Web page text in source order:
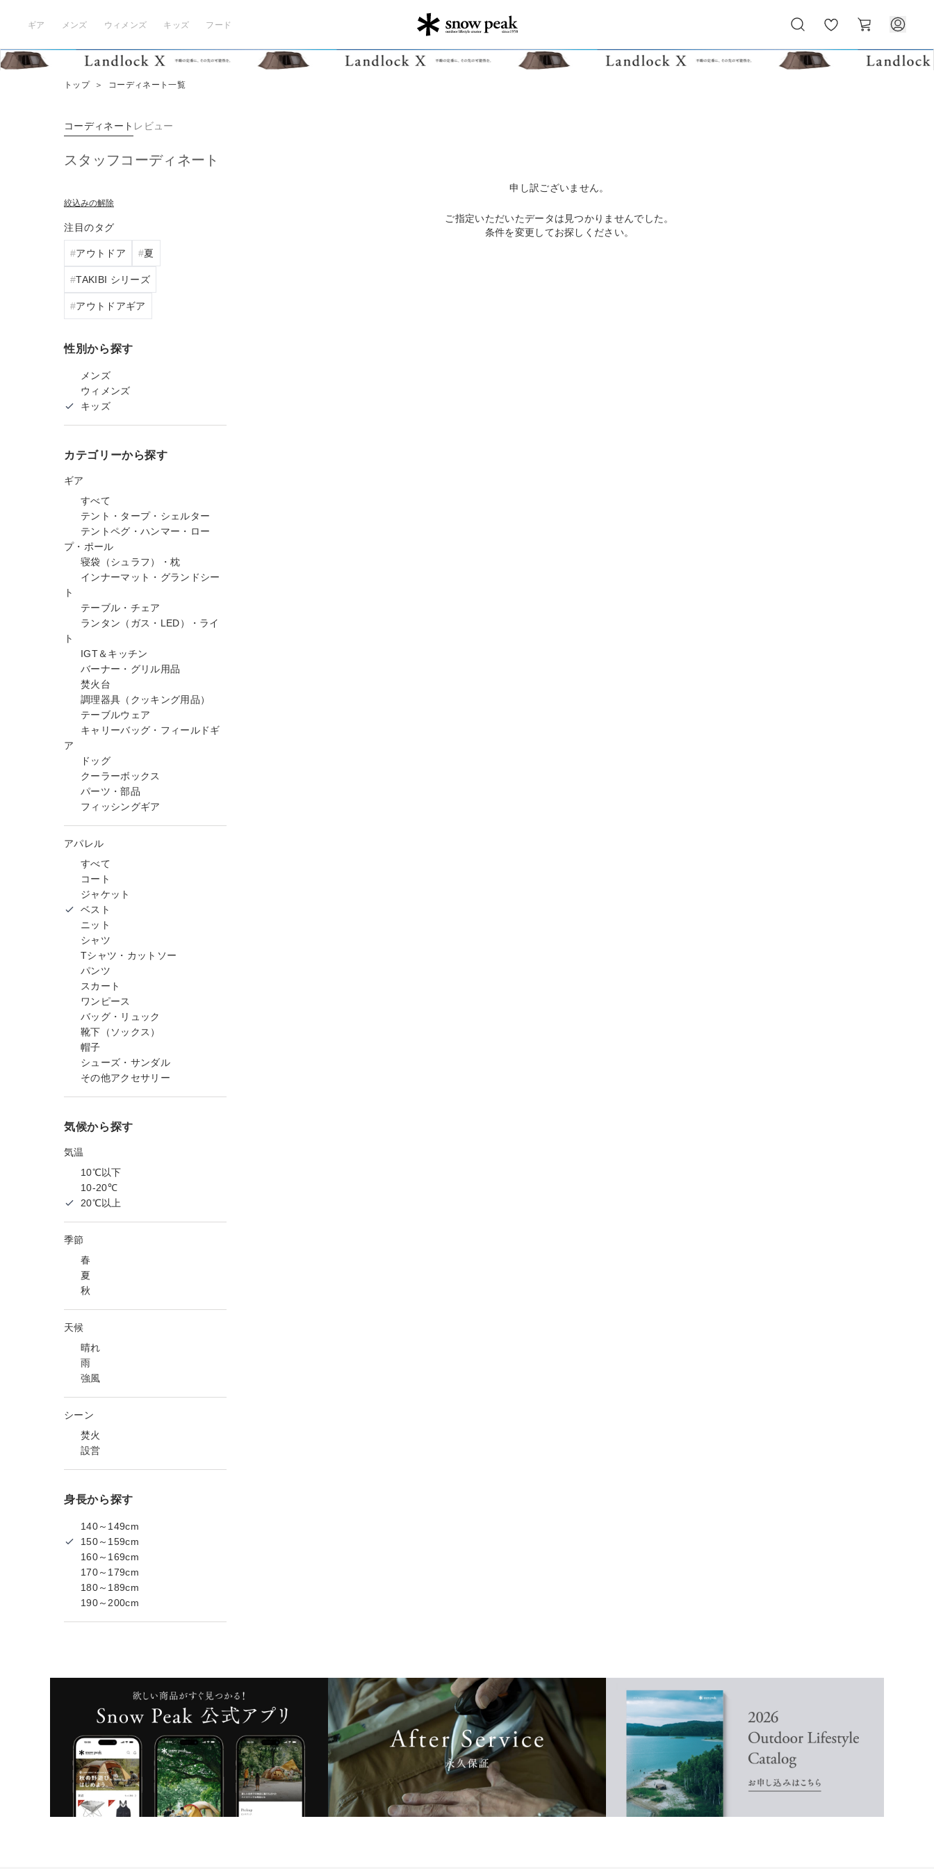
ギア メンズ ウィメンズ キッズ フード
気
に
ー
ト
トップ ＞ コーディネート一覧
コーディネート レビュー
スタッフコーディネート
絞込みの解除
注目のタグ
アウトドア 夏
TAKIBI シリーズ
アウトドアギア
性別から探す
メンズ
ウィメンズ
キッズ
カテゴリーから探す
ギア
すべて
テント・タープ・シェルター
テントペグ・ハンマー・ロー
プ・ポール
寝袋（シュラフ）・枕
インナーマット・グランドシー
ト
テーブル・チェア
ランタン（ガス・LED）・ライ
ト
IGT＆キッチン
バーナー・グリル用品
焚火台
調理器具（クッキング用品）
テーブルウェア
キャリーバッグ・フィールドギ
ア
ドッグ
クーラーボックス
パーツ・部品
フィッシングギア
アパレル
すべて
コート
ジャケット
ベスト
ニット
シャツ
Tシャツ・カットソー
パンツ
スカート
ワンピース
バッグ・リュック
靴下（ソックス）
帽子
シューズ・サンダル
その他アクセサリー
気候から探す
気温
10℃以下
10-20℃
20℃以上
季節
春
夏
秋
天候
晴れ
雨
強風
シーン
焚火
設営
身長から探す
140～149cm
150～159cm
160～169cm
170～179cm
180～189cm
190～200cm
申し訳ございません。
ご指定いただいたデータは見つかりませんでした。
条件を変更してお探しください。